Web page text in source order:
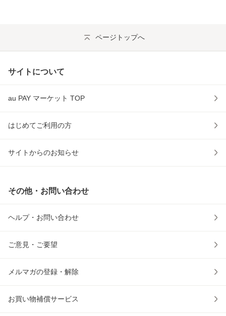
ページトップへ
サイトについて
au PAY マーケット TOP
はじめてご利用の方
サイトからのお知らせ
その他・お問い合わせ
ヘルプ・お問い合わせ
ご意見・ご要望
メルマガの登録・解除
お買い物補償サービス